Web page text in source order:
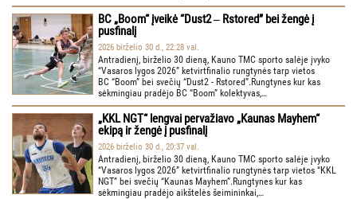
BC „Boom“ įveikė “Dust2 ‒ Rstored” bei žengė į
pusfinalį
2026 birželio 30 d., 22:28 val.
Antradienį, birželio 30 dieną, Kauno TMC sporto salėje įvyko
“Vasaros lygos 2026” ketvirtfinalio rungtynės tarp vietos
BC “Boom” bei svečių “Dust2 - Rstored”.Rungtynes kur kas
sėkmingiau pradėjo BC “Boom” kolektyvas,…
„KKL NGT“ lengvai pervažiavo „Kaunas Mayhem“
ekipą ir žengė į pusfinalį
2026 birželio 30 d., 20:37 val.
Antradienį, birželio 30 dieną, Kauno TMC sporto salėje įvyko
“Vasaros lygos 2026” ketvirtfinalio rungtynės tarp vietos “KKL
NGT” bei svečių “Kaunas Mayhem”.Rungtynes kur kas
sėkmingiau pradėjo aikštelės šeimininkai,…